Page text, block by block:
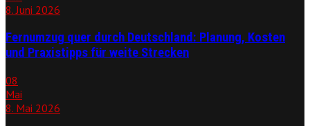
8. Juni 2026
Fernumzug quer durch Deutschland: Planung, Kosten
und Praxistipps für weite Strecken
08
Mai
8. Mai 2026